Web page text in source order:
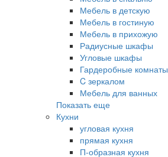
Мебель в детскую
Мебель в гостиную
Мебель в прихожую
Радиусные шкафы
Угловые шкафы
Гардеробные комнаты
C зеркалом
Мебель для ванных
Показать еще
Кухни
угловая кухня
прямая кухня
П-образная кухня